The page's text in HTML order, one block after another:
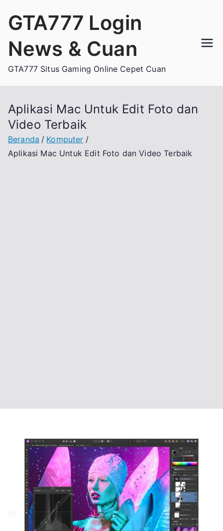
GTA777 Login
News & Cuan
GTA777 Situs Gaming Online Cepet Cuan
Aplikasi Mac Untuk Edit Foto dan
Video Terbaik
Beranda
Komputer
Aplikasi Mac Untuk Edit Foto dan Video Terbaik